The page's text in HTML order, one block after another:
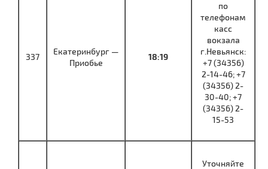
337
Екатеринбург —
Приобье
18:19
по
телефонам
касс
вокзала
г.Невьянск:
+7 (34356)
2-14-46; +7
(34356) 2-
30-40; +7
(34356) 2-
15-53
Уточняйте